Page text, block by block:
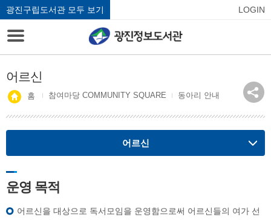
광진구립도서관 모두 보기 LOGIN
어르신
홈 참여마당 COMMUNITY SQUARE 동아리 안내
어르신
운영 목적
어르신을 대상으로 독서모임을 운영함으로써 어르신들의 여가 선